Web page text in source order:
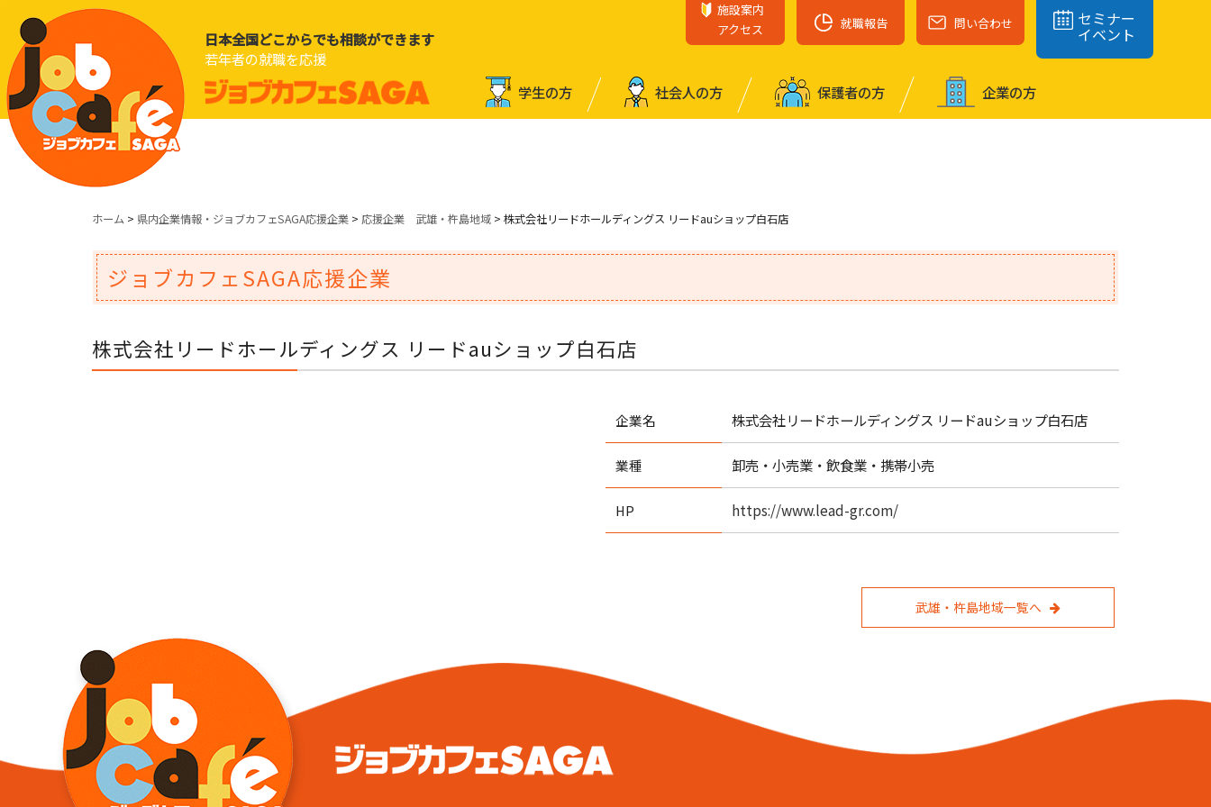
日本全国どこからでも相談ができます
若年者の就職を応援
施設案内
アクセス
就職報告 問い合わせ セミナー
イベント
学⽣の⽅ 社会⼈の⽅ 保護者の⽅ 企業の⽅
ホーム > 県内企業情報・ジョブカフェSAGA応援企業 > 応援企業 武雄・杵島地域 > 株式会社リードホールディングス リードauショップ白石店
ジョブカフェSAGA応援企業
株式会社リードホールディングス リードauショップ白石店
企業名 株式会社リードホールディングス リードauショップ白石店
業種 卸売・小売業・飲食業・携帯小売
HP https://www.lead-gr.com/
武雄・杵島地域一覧へ